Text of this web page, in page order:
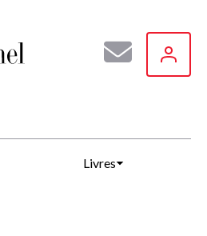
Livres